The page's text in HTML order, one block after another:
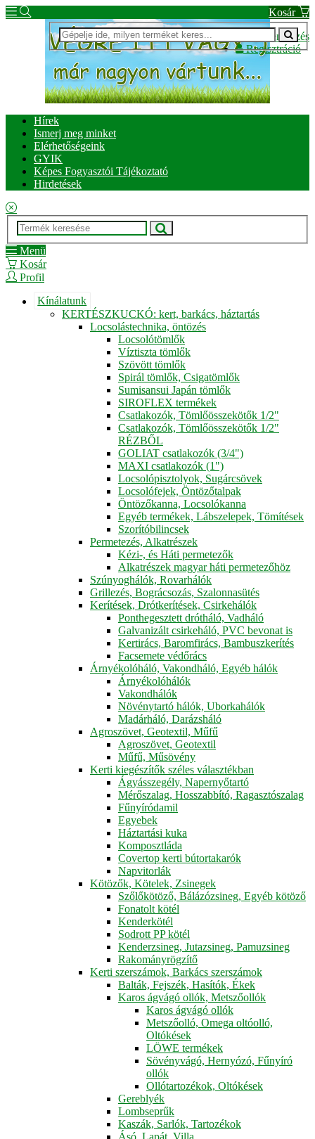
Kosár
Bejelentkezés
Regisztráció
Hírek
Ismerj meg minket
Elérhetőségeink
GYIK
Képes Fogyasztói Tájékoztató
Hirdetések
Menü
Kosár
Profil
Kínálatunk
KERTÉSZKUCKÓ: kert, barkács, háztartás
Locsolástechnika, öntözés
Locsolótömlők
Víztiszta tömlők
Szövött tömlők
Spirál tömlők, Csigatömlők
Sumisansui Japán tömlők
SIROFLEX termékek
Csatlakozók, Tömlőösszekötők 1/2"
Csatlakozók, Tömlőösszekötők 1/2"
RÉZBŐL
GOLIAT csatlakozók (3/4")
MAXI csatlakozók (1")
Locsolópisztolyok, Sugárcsövek
Locsolófejek, Öntözőtalpak
Öntözőkanna, Locsolókanna
Egyéb termékek, Lábszelepek, Tömítések
Szorítóbilincsek
Permetezés, Alkatrészek
Kézi-, és Háti permetezők
Alkatrészek magyar háti permetezőhöz
Szúnyoghálók, Rovarhálók
Grillezés, Bográcsozás, Szalonnasütés
Kerítések, Drótkerítések, Csirkehálók
Ponthegesztett drótháló, Vadháló
Galvanizált csirkeháló, PVC bevonat is
Kertirács, Baromfirács, Bambuszkerítés
Facsemete védőrács
Árnyékolóháló, Vakondháló, Egyéb hálók
Árnyékolóhálók
Vakondhálók
Növénytartó hálók, Uborkahálók
Madárháló, Darázsháló
Agroszövet, Geotextil, Műfű
Agroszövet, Geotextil
Műfű, Műsövény
Kerti kiegészítők széles választékban
Ágyásszegély, Napernyőtartó
Mérőszalag, Hosszabbító, Ragasztószalag
Fűnyíródamil
Egyebek
Háztartási kuka
Komposztláda
Covertop kerti bútortakarók
Napvitorlák
Kötözők, Kötelek, Zsinegek
Szőlőkötöző, Bálázózsineg, Egyéb kötöző
Fonatolt kötél
Kenderkötél
Sodrott PP kötél
Kenderzsineg, Jutazsineg, Pamuzsineg
Rakományrögzítő
Kerti szerszámok, Barkács szerszámok
Balták, Fejszék, Hasítók, Ékek
Karos ágvágó ollók, Metszőollók
Karos ágvágó ollók
Metszőolló, Omega oltóolló,
Oltókések
LÖWE termékek
Sövényvágó, Hernyózó, Fűnyíró
ollók
Ollótartozékok, Oltókések
Gereblyék
Lombseprűk
Kaszák, Sarlók, Tartozékok
Ásó, Lapát, Villa